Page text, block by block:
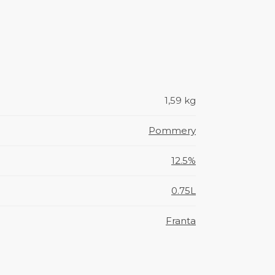
1,59 kg
Pommery
12.5%
0.75L
Franta